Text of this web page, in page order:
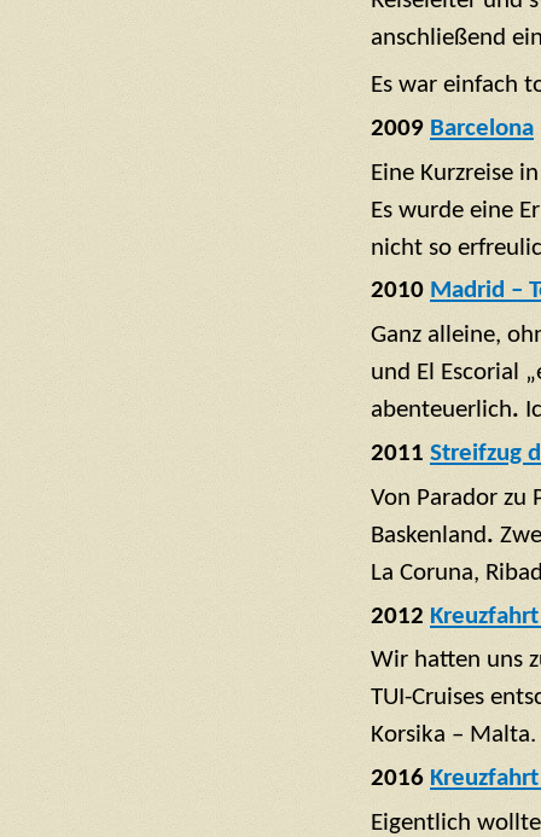
anschließend
Es war einfach
2009 Barcelona
Eine Kurzreise
Es wurde eine
nicht so
2010 Madrid –
Ganz alleine,
und El Escorial
abenteuerlich.
2011 Streifzug
Von Parador zu
Baskenland.
La Coruna,
2012
Wir hatten uns
TUI-Cruises
Korsika –
2016
Eigentlich